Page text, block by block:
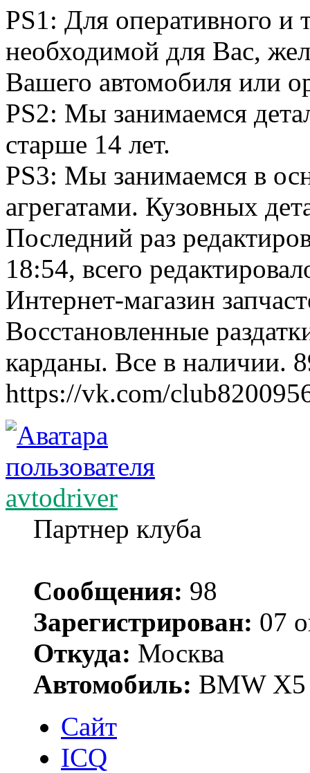
PS1: Для оперативного и
необходимой для Вас,
Вашего автомобиля или
PS2: Мы занимаемся
старше 14 лет.
PS3: Мы занимаемся в
агрегатами. Кузовных
Последний раз
18:54, всего
Интернет-магазин
Восстановленные
карданы. Все в наличии.
https://vk.com/
avtodriver
Партнер клуба
Сообщения: 98
Зарегистрирован: 07
Откуда: Москва
Автомобиль: BMW X5
Сайт
ICQ